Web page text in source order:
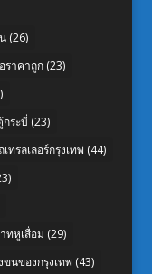
(26)
ราคาถูก(23)
ระบี่ (23)
ทรลเลอร์กรุงเทพ (44)
ทหูเสื่อม (29)
ขนของกรุงเทพ (43)